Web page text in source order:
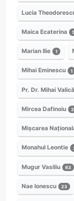
Lucia
Maica Ecaterina
Marian Ilie 1
Mihai Eminescu 1
Pr. Dr. Mihai Valică
Mircea Dafinoiu 2
Mișcarea
Monahul Leontie
Mugur Vasiliu 63
Nae Ionescu 23